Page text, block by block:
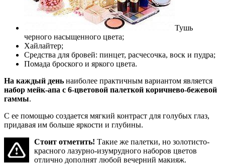
Тушь
черного насыщенного цвета;
Хайлайтер;
Средства для бровей: пинцет, расчесочка, воск и пудра;
Помада броского и яркого цвета.
На каждый день наиболее практичным вариантом является
набор мейк-апа с 6-цветовой палеткой коричнево-бежевой
гаммы.
С ее помощью создается мягкий контраст для голубых глаз,
придавая им больше яркости и глубины.
Стоит отметить! Такие же палетки, но золотисто-
красного лазурно-изумрудного наборов цветов
отлично дополнят любой вечерний макияж.